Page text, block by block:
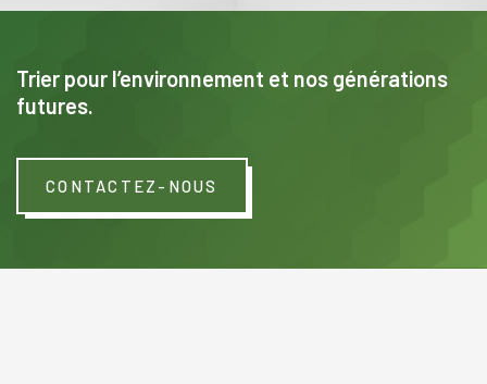
Trier pour l’environnement et nos générations
futures.
CONTACTEZ-NOUS